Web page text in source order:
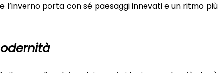
l’inverno porta con sé paesaggi innevati e un ritmo più